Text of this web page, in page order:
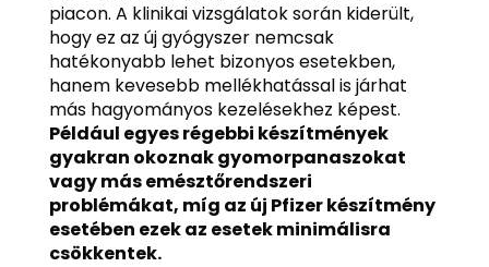
piacon. A klinikai vizsgálatok során kiderült,
hogy ez az új gyógyszer nemcsak
hatékonyabb lehet bizonyos esetekben,
hanem kevesebb mellékhatással is járhat
más hagyományos kezelésekhez képest.
Például egyes régebbi készítmények
gyakran okoznak gyomorpanaszokat
vagy más emésztőrendszeri
problémákat, míg az új Pfizer készítmény
esetében ezek az esetek minimálisra
csökkentek.